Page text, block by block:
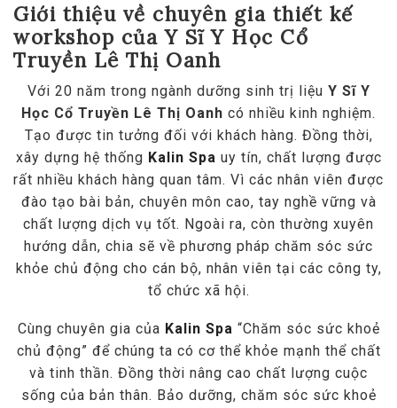
Giới thiệu về chuyên gia thiết kế
workshop của Y Sĩ Y Học Cổ
Truyền Lê Thị Oanh
Với 20 năm trong ngành dưỡng sinh trị liệu Y Sĩ Y
Học Cổ Truyền Lê Thị Oanh có nhiều kinh nghiệm.
Tạo được tin tưởng đối với khách hàng. Đồng thời,
xây dựng hệ thống Kalin Spa uy tín, chất lượng được
rất nhiều khách hàng quan tâm. Vì các nhân viên được
đào tạo bài bản, chuyên môn cao, tay nghề vững và
chất lượng dịch vụ tốt. Ngoài ra, còn thường xuyên
hướng dẫn, chia sẽ về phương pháp chăm sóc sức
khỏe chủ động cho cán bộ, nhân viên tại các công ty,
tổ chức xã hội.
Cùng chuyên gia của Kalin Spa “Chăm sóc sức khoẻ
chủ động” để chúng ta có cơ thể khỏe mạnh thể chất
và tinh thần. Đồng thời nâng cao chất lượng cuộc
sống của bản thân. Bảo dưỡng, chăm sóc sức khoẻ